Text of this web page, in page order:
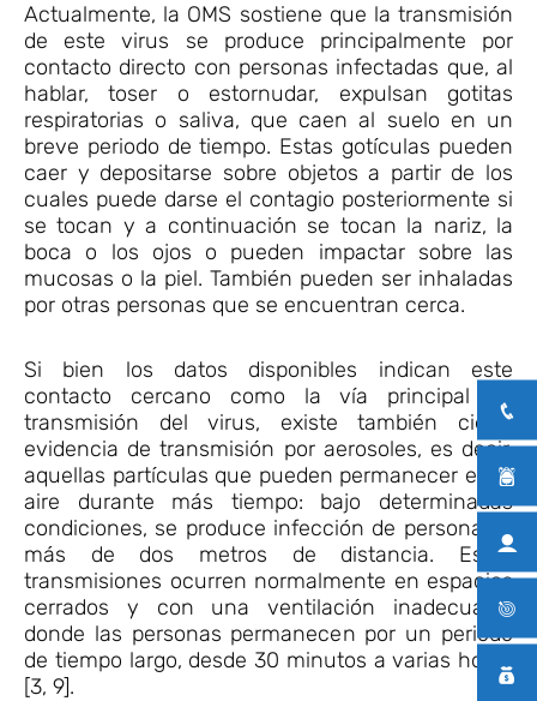
Actualmente, la OMS sostiene que la transmisión
de este virus se produce principalmente por
contacto directo con personas infectadas que, al
hablar, toser o estornudar, expulsan gotitas
respiratorias o saliva, que caen al suelo en un
breve periodo de tiempo. Estas gotículas pueden
caer y depositarse sobre objetos a partir de los
cuales puede darse el contagio posteriormente si
se tocan y a continuación se tocan la nariz, la
boca o los ojos o pueden impactar sobre las
mucosas o la piel. También pueden ser inhaladas
por otras personas que se encuentran cerca.
Si bien los datos disponibles indican este
contacto cercano como la vía principal de
transmisión del virus, existe también cierta
evidencia de transmisión por aerosoles, es decir,
aquellas partículas que pueden permanecer en el
aire durante más tiempo: bajo determinadas
condiciones, se produce infección de personas a
más de dos metros de distancia. Estas
transmisiones ocurren normalmente en espacios
cerrados y con una ventilación inadecuada,
donde las personas permanecen por un periodo
de tiempo largo, desde 30 minutos a varias horas
[3, 9].